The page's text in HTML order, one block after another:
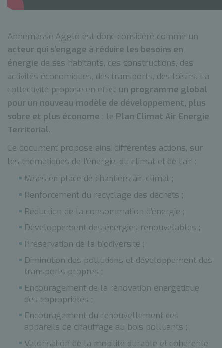
Annemasse Agglo est donc considéré comme un
acteur qui s’engage à réduire les besoins en
énergie de ses habitants, des constructions, des
activités économiques, des transports, des loisirs. La
collectivité propose en effet un programme global
pour un nouveau modèle de développement, plus
sobre et plus économe : le Plan Climat Air Energie
Territorial.
Ce document propose ainsi différentes actions, sur
les thématiques de l’énergie, du climat et de l’air :
Mises en place de chantiers air-climat ;
Renforcement du recyclage des déchets ;
Réduction de la consommation d’énergie ;
Développement des énergies renouvelables ;
Préservation de la biodiversité ;
Diminution des pollutions et développement des
transports propres ;
Encouragement de la rénovation énergétique
des copropriétés ;
Encouragement du renouvellement des
appareils de chauffage au bois polluants ;
Valorisation de la mobilité durable et cohérente